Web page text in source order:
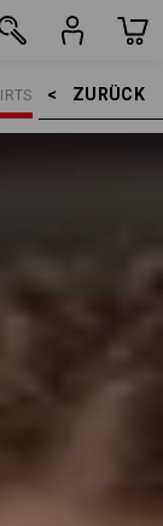
ZURÜCK    >